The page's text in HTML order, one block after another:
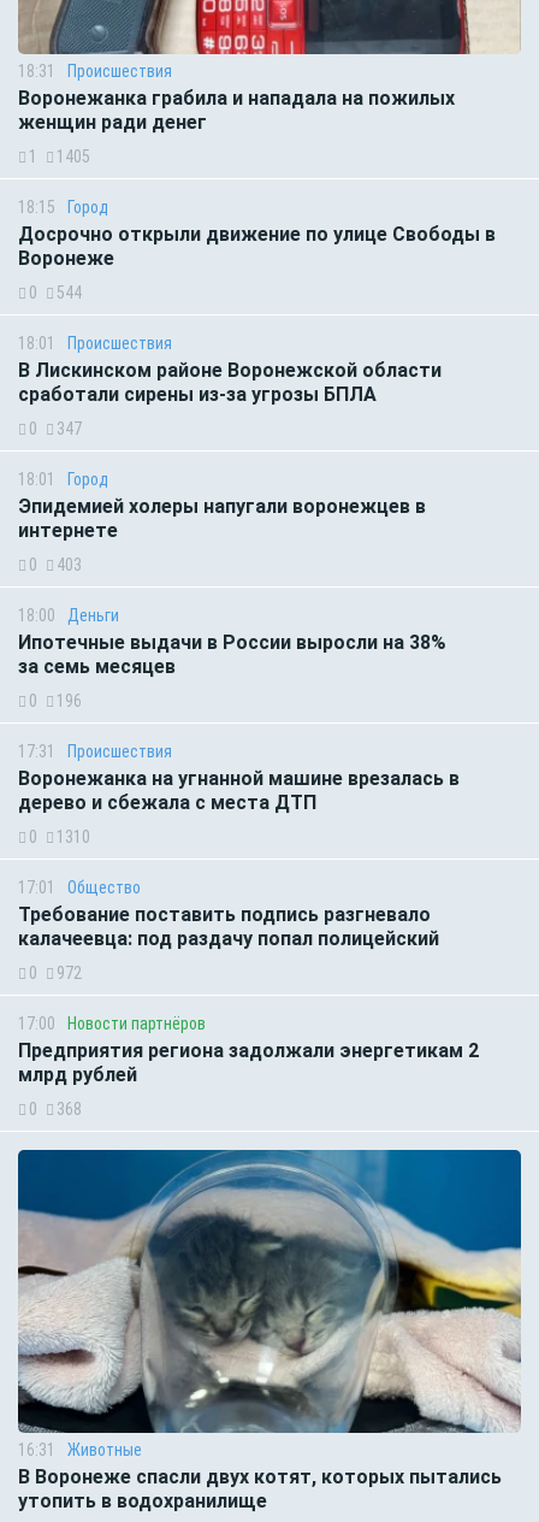
18:31 Происшествия
Воронежанка грабила и нападала на пожилых
женщин ради денег
1 1405
18:15 Город
Досрочно открыли движение по улице Свободы в
Воронеже
0 544
18:01 Происшествия
В Лискинском районе Воронежской области
сработали сирены из-за угрозы БПЛА
0 347
18:01 Город
Эпидемией холеры напугали воронежцев в
интернете
0 403
18:00 Деньги
Ипотечные выдачи в России выросли на 38%
за семь месяцев
0 196
17:31 Происшествия
Воронежанка на угнанной машине врезалась в
дерево и сбежала с места ДТП
0 1310
17:01 Общество
Требование поставить подпись разгневало
калачеевца: под раздачу попал полицейский
0 972
17:00 Новости партнёров
Предприятия региона задолжали энергетикам 2
млрд рублей
0 368
16:31 Животные
В Воронеже спасли двух котят, которых пытались
утопить в водохранилище